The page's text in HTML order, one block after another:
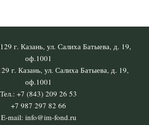
г. Казань, ул. Салиха Батыева, д. 19,
оф.1001
г. Казань, ул. Салиха Батыева, д. 19,
оф.1001
Тел.: +7 (843) 209 26 53
+7 987 297 82 66
E-mail: info@im-fond.ru